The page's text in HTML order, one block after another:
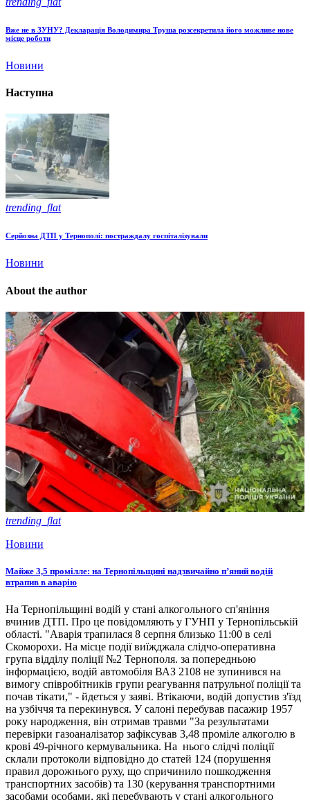
Вже не в ЗУНУ? Декларація Володимира Труша розсекретила його можливе нове
місце роботи
Новини
Наступна
trending_flat
Серйозна ДТП у Тернополі: постраждалу госпіталізували
Новини
About the author
trending_flat
Новини
Майже 3,5 промілле: на Тернопільщині надзвичайно п’яний водій
втрапив в аварію
На Тернопільщині водій у стані алкогольного сп'яніння
вчинив ДТП. Про це повідомляють у ГУНП у Тернопільській
області. "Аварія трапилася 8 серпня близько 11:00 в селі
Скоморохи. На місце події виїжджала слідчо-оперативна
група відділу поліції №2 Тернополя. за попередньою
інформацією, водій автомобіля ВАЗ 2108 не зупинився на
вимогу співробітників групи реагування патрульної поліції та
почав тікати," - йдеться у заяві. Втікаючи, водій допустив з'їзд
на узбіччя та перекинувся. У салоні перебував пасажир 1957
року народження, він отримав травми "За результатами
перевірки газоаналізатор зафіксував 3,48 проміле алкоголю в
крові 49-річного кермувальника. На нього слідчі поліції
склали протоколи відповідно до статей 124 (порушення
правил дорожнього руху, що спричинило пошкодження
транспортних засобів) та 130 (керування транспортними
засобами особами, які перебувають у стані алкогольного